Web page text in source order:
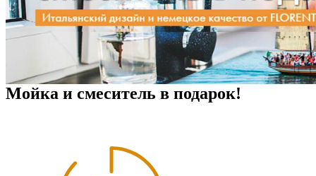
Мойка и смеситель в подарок!